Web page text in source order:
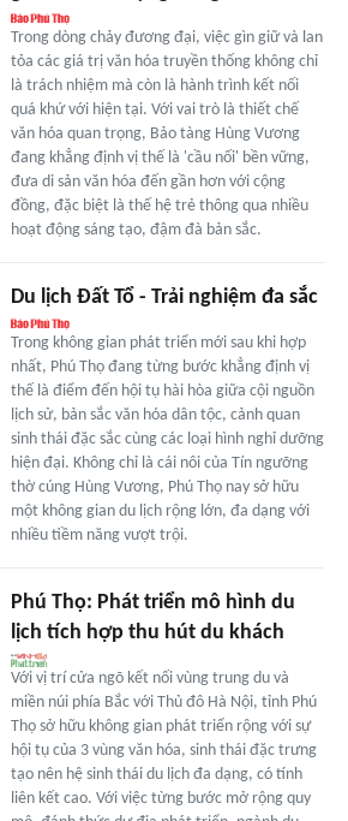
Trong dòng chảy đương đại, việc gìn giữ và lan
tỏa các giá trị văn hóa truyền thống không chỉ
là trách nhiệm mà còn là hành trình kết nối
quá khứ với hiện tại. Với vai trò là thiết chế
văn hóa quan trọng, Bảo tàng Hùng Vương
đang khẳng định vị thế là 'cầu nối' bền vững,
đưa di sản văn hóa đến gần hơn với cộng
đồng, đặc biệt là thế hệ trẻ thông qua nhiều
hoạt động sáng tạo, đậm đà bản sắc.
Du lịch Đất Tổ - Trải nghiệm đa sắc
Trong không gian phát triển mới sau khi hợp
nhất, Phú Thọ đang từng bước khẳng định vị
thế là điểm đến hội tụ hài hòa giữa cội nguồn
lịch sử, bản sắc văn hóa dân tộc, cảnh quan
sinh thái đặc sắc cùng các loại hình nghỉ dưỡng
hiện đại. Không chỉ là cái nôi của Tín ngưỡng
thờ cúng Hùng Vương, Phú Thọ nay sở hữu
một không gian du lịch rộng lớn, đa dạng với
nhiều tiềm năng vượt trội.
Phú Thọ: Phát triển mô hình du
lịch tích hợp thu hút du khách
Với vị trí cửa ngõ kết nối vùng trung du và
miền núi phía Bắc với Thủ đô Hà Nội, tỉnh Phú
Thọ sở hữu không gian phát triển rộng với sự
hội tụ của 3 vùng văn hóa, sinh thái đặc trưng
tạo nên hệ sinh thái du lịch đa dạng, có tính
liên kết cao. Với việc từng bước mở rộng quy